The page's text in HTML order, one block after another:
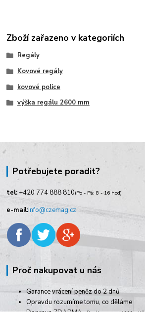
Zboží zařazeno v kategoriích
Regály
Kovové regály
kovové police
výška regálu 2600 mm
Potřebujete poradit?
tel: +420 774 888 810(Po - Pá: 8 - 16 hod)
e-mail:info@czemag.cz
Proč nakupovat u nás
Garance vrácení peněz do 2 dnů
Opravdu rozumíme tomu, co děláme
Doprava ZDARMApři nákupu nad 1000,- Kč